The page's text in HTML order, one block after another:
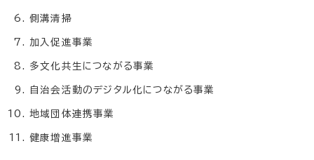
側溝清掃
加入促進事業
多文化共生につながる事業
自治会活動のデジタル化につながる事業
地域団体連携事業
健康増進事業